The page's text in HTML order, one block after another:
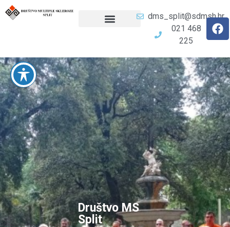
dms_split@sdmsh.hr
021 468
225
Društvo MS
Split